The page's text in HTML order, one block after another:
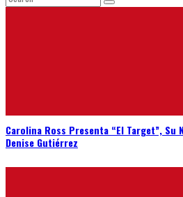
Carolina Ross Presenta “El Target”, Su
Denise Gutiérrez